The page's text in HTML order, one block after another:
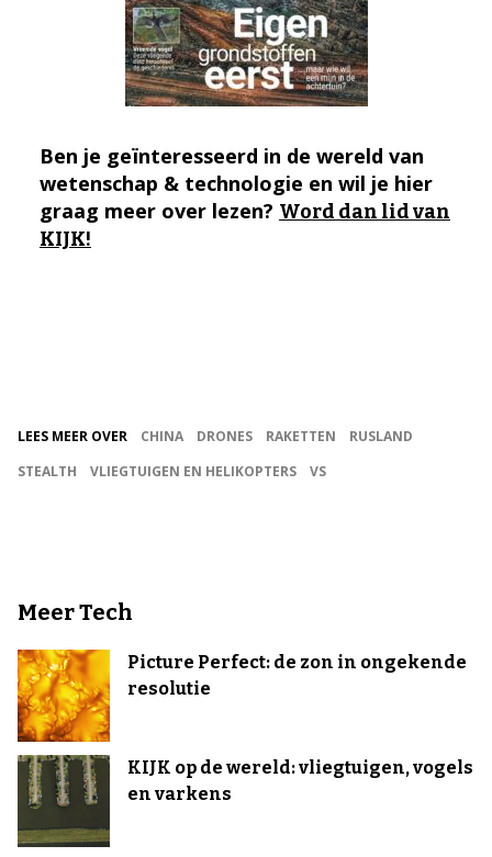
Ben je geïnteresseerd in de wereld van
wetenschap & technologie en wil je hier
graag meer over lezen? Word dan lid van
KIJK!
LEES MEER OVER CHINA DRONES RAKETTEN
RUSLAND
STEALTH
VLIEGTUIGEN EN HELIKOPTERS VS
Meer Tech
Picture Perfect: de zon in ongekende
resolutie
KIJK op de wereld: vliegtuigen, vogels
en varkens